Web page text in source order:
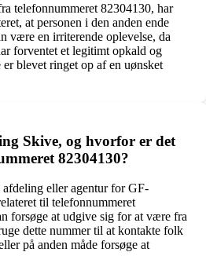
telefonnummeret 82304130, har
at personen i den anden ende
være en irriterende oplevelse, da
forventet et legitimt opkald og
blevet ringet op af en uønsket
Skive, og hvorfor er det
82304130?
eller agentur for GF-
til telefonnummeret
forsøge at udgive sig for at være fra
dette nummer til at kontakte folk
på anden måde forsøge at